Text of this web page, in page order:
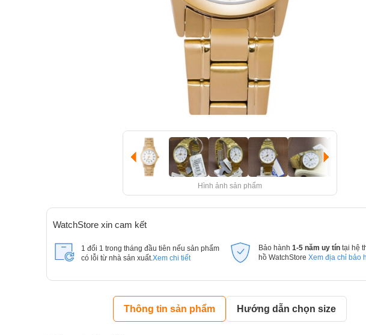
Hình ảnh sản phẩm
WatchStore xin cam kết
1 đổi 1 trong tháng đầu tiên nếu sản phẩm
có lỗi từ nhà sản xuất. Xem chi tiết
Bảo hành 1-5 năm uy tín tại hệ
hồ WatchStore Xem địa chỉ bảo
Thông tin sản phẩm Hướng dẫn chọn size